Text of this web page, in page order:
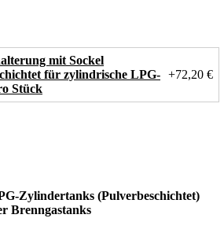
mit Sockel
für zylindrische LPG-
Stück
+72,20 €
Zylindertanks (Pulverbeschichtet)
Brenngastanks